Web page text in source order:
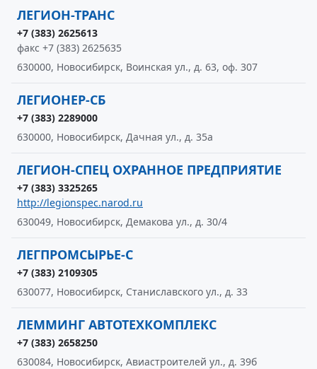
ЛЕГИОН-ТРАНС
+7 (383) 2625613
факс +7 (383) 2625635
630000, Новосибирск, Воинская ул., д. 63, оф. 307
ЛЕГИОНЕР-СБ
+7 (383) 2289000
630000, Новосибирск, Дачная ул., д. 35а
ЛЕГИОН-СПЕЦ ОХРАННОЕ ПРЕДПРИЯТИЕ
+7 (383) 3325265
http://legionspec.narod.ru
630049, Новосибирск, Демакова ул., д. 30/4
ЛЕГПРОМСЫРЬЕ-С
+7 (383) 2109305
630077, Новосибирск, Станиславского ул., д. 33
ЛЕММИНГ АВТОТЕХКОМПЛЕКС
+7 (383) 2658250
630084, Новосибирск, Авиастроителей ул., д. 39б